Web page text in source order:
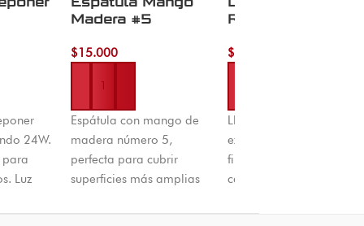
24W.
Luz
Madera #5
$15.000
Añadir al carrito
Espátula con mango de
madera número 5,
perfecta para cubrir
superficies más amplias
empaste. Encuéntrela en
Ratche 07MM
$
Llave mixta ratchet
excualizable 7MM. Boca
fija + trinquete con
cabeza rotatoria para
reducidos. Acero cromo